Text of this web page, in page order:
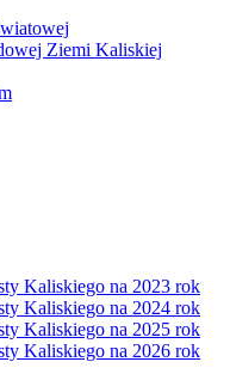
Ziemi Kaliskiej
Kaliskiego na 2023 rok
Kaliskiego na 2024 rok
Kaliskiego na 2025 rok
Kaliskiego na 2026 rok